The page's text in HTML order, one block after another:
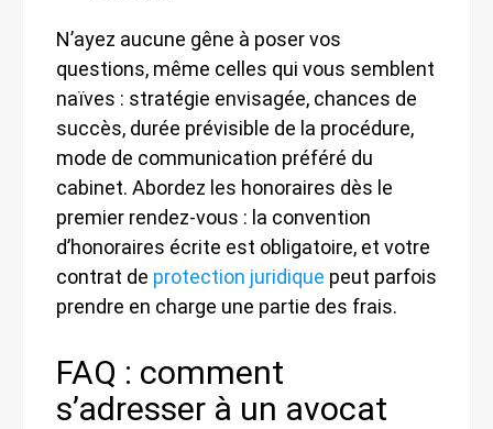
N’ayez aucune gêne à poser vos
questions, même celles qui vous semblent
naïves : stratégie envisagée, chances de
succès, durée prévisible de la procédure,
mode de communication préféré du
cabinet. Abordez les honoraires dès le
premier rendez-vous : la convention
d’honoraires écrite est obligatoire, et votre
contrat de protection juridique peut parfois
prendre en charge une partie des frais.
FAQ : comment
s’adresser à un avocat